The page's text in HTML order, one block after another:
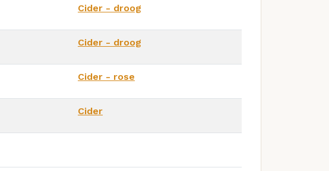
Cider - droog
Cider - droog
Cider - rose
Cider